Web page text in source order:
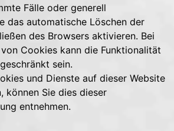
Fälle oder generell
das automatische Löschen der
des Browsers aktivieren. Bei
Cookies kann die Funktionalität
sein.
und Dienste auf dieser Website
können Sie dies dieser
entnehmen.